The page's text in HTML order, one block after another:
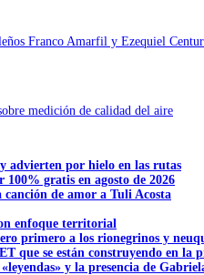
Franco Amarfil y Ezequiel
medición de calidad del aire
advierten por hielo en las rutas
100% gratis en agosto de 2026
de amor a Tuli Acosta
enfoque territorial
primero a los rionegrinos y
que se están construyendo en la
y la presencia de